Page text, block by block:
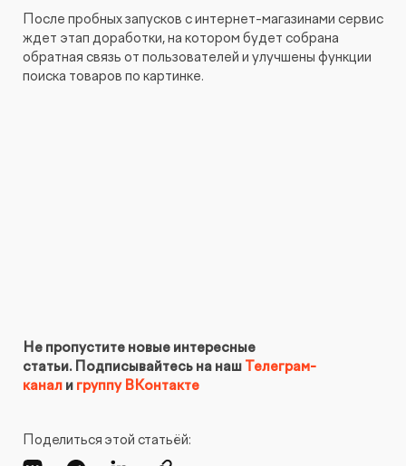
После пробных запусков с интернет-магазинами сервис
ждет этап доработки, на котором будет собрана
обратная связь от пользователей и улучшены функции
поиска товаров по картинке.
Не пропустите новые интересные
статьи. Подписывайтесь на наш Телеграм-
канал и группу ВКонтакте
Поделиться этой статьёй: